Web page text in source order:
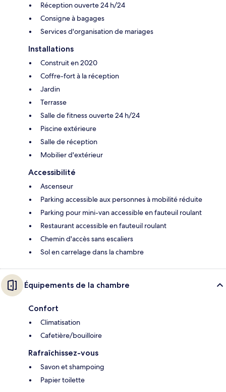
Réception ouverte 24 h/24
Consigne à bagages
Services d'organisation de mariages
Installations
Construit en 2020
Coffre-fort à la réception
Jardin
Terrasse
Salle de fitness ouverte 24 h/24
Piscine extérieure
Salle de réception
Mobilier d'extérieur
Accessibilité
Ascenseur
Parking accessible aux personnes à mobilité réduite
Parking pour mini-van accessible en fauteuil roulant
Restaurant accessible en fauteuil roulant
Chemin d'accès sans escaliers
Sol en carrelage dans la chambre
Équipements de la chambre
Confort
Climatisation
Cafetière/bouilloire
Rafraîchissez-vous
Savon et shampoing
Papier toilette